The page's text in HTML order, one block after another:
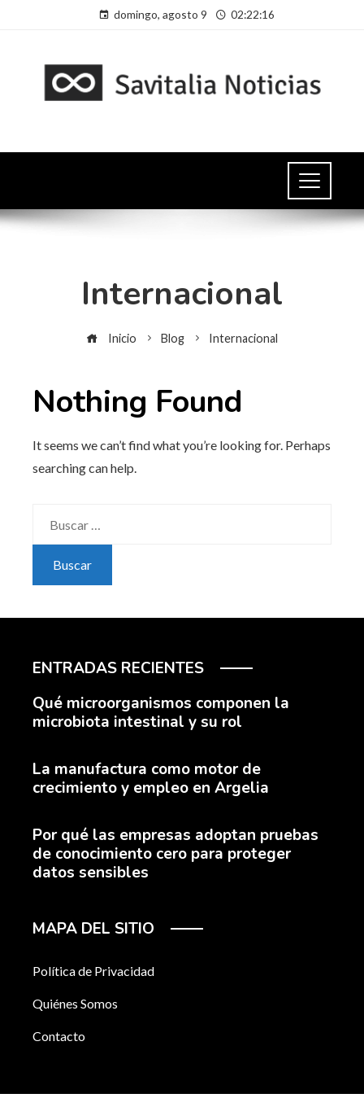
domingo, agosto 9 02:22:16
Internacional
Inicio Blog Internacional
Nothing Found
It seems we can’t find what you’re looking for. Perhaps
searching can help.
ENTRADAS RECIENTES
Qué microorganismos componen la
microbiota intestinal y su rol
La manufactura como motor de
crecimiento y empleo en Argelia
Por qué las empresas adoptan pruebas
de conocimiento cero para proteger
datos sensibles
MAPA DEL SITIO
Política de Privacidad
Quiénes Somos
Contacto